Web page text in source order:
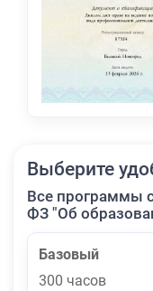
Выберите
Все программы
ФЗ "Об
Базовый
300 часов